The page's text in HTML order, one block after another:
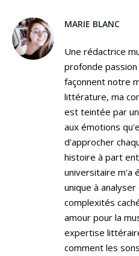
MARIE BLANC
Une rédactrice
profonde
façonnent notre
littérature, ma
est teintée par
aux émotions
d'approcher
histoire à part
universitaire m'a
unique à
complexités
amour pour la
expertise
comment les